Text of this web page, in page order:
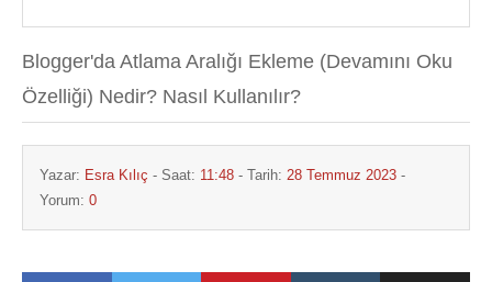
Blogger'da Atlama Aralığı Ekleme (Devamını Oku
Özelliği) Nedir? Nasıl Kullanılır?
Yazar: Esra Kılıç - Saat: 11:48 - Tarih: 28 Temmuz 2023 -
Yorum: 0